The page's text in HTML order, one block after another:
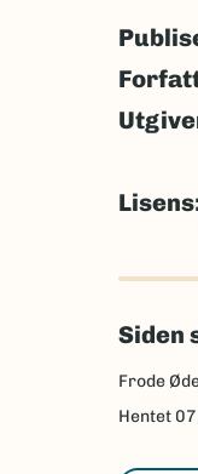
Lisens
Siden
Frode
Hentet